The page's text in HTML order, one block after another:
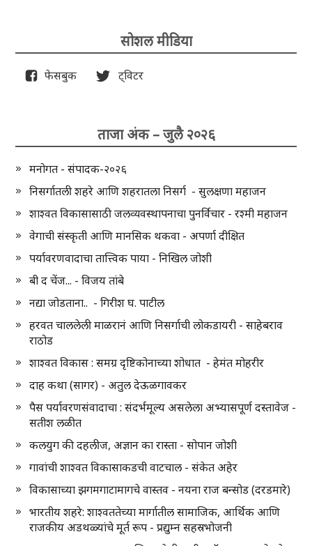
सोशल मीडिया
फेसबुक ट्विटर
ताजा अंक – जुलै २०२६
मनोगत - संपादक-२०२६
निसर्गातली शहरे आणि शहरातला निसर्ग - सुलक्षणा महाजन
शाश्वत विकासासाठी जलव्यवस्थापनाचा पुनर्विचार - रश्मी महाजन
वेगाची संस्कृती आणि मानसिक थकवा - अपर्णा दीक्षित
पर्यावरणवादाचा तात्त्विक पाया - निखिल जोशी
बी द चेंज... - विजय तांबे
नद्या जोडताना.. - गिरीश घ. पाटील
हरवत चाललेली माळरानं आणि निसर्गाची लोकडायरी - साहेबराव
राठोड
शाश्वत विकास : समग्र दृष्टिकोनाच्या शोधात - हेमंत मोहरीर
दाह कथा (सागर) - अतुल देऊळगावकर
पैस पर्यावरणसंवादाचा : संदर्भमूल्य असलेला अभ्यासपूर्ण दस्तावेज -
सतीश लळीत
कलयुग की दहलीज, अज्ञान का रास्ता - सोपान जोशी
गावांची शाश्वत विकासाकडची वाटचाल - संकेत अहेर
विकासाच्या झगमगाटामागचे वास्तव - नयना राज बन्सोड (दरडमारे)
भारतीय शहरे: शाश्वततेच्या मार्गातील सामाजिक, आर्थिक आणि
राजकीय अडथळ्यांचे मूर्त रूप - प्रद्युम्न सहस्रभोजनी